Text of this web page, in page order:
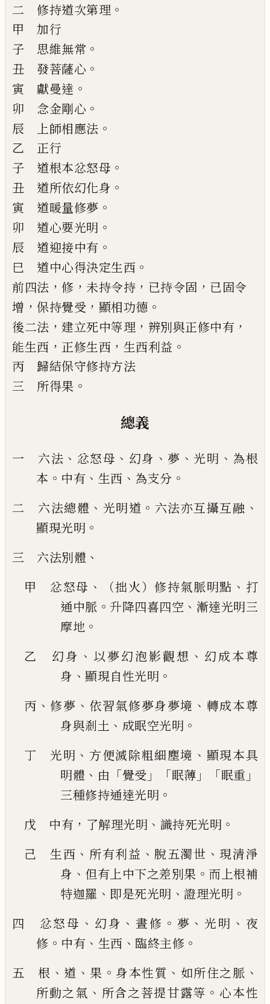
二 修持道次第理 。
甲 加行
子 思維無常 。
丑 發菩薩心 。
寅 獻曼達 。
卯 念金剛心 。
辰 上師相應法 。
乙 正行
子 道根本忿怒母 。
丑 道所依幻化身 。
寅 道暖量修夢 。
卯 道心要光明 。
辰 道迎接中有 。
巳 道中心得決定生西 。
前四法 ， 修 ， 未持令持 ， 已持令固 ， 已固令
增 ， 保持覺受 ， 顯相功德 。
後二法 ， 建立死中等理 ， 辨別與正修中有 ，
能生西 ， 正修生西 ， 生西利益 。
丙 歸結保守修持方法
三 所得果 。
總義
一 六法 、 忿怒母 、 幻身 、 夢 、 光明 、 為根
本 。 中有 、 生西 、 為支分 。
二 六法總體 、 光明道 。 六法亦互攝互融 、
顯現光明 。
三 六法別體 、
甲 忿怒母 、 （拙火）修持氣脈明點 、 打
通中脈 。 升降四喜四空 、 漸達光明三
摩地 。
乙 幻身 、 以夢幻泡影觀想 、 幻成本尊
身 、 顯現自性光明 。
丙 、修夢 、 依習氣修夢身夢境 、 轉成本尊
身與剎土 、 成眠空光明 。
丁 光明 、 方便滅除粗細塵境 、 顯現本具
明體 、 由 「覺受 」「眠薄 」「眠重 」
三種修持通達光明 。
戊 中有 ， 了解理光明 、 識持死光明 。
己 生西 、 所有利益 、 脫五濁世 、 現清淨
身 、 但有上中下之差別果 。 而上根補
特迦羅 、 即是死光明 、 證理光明 。
四 忿怒母 、 幻身 、 晝修 。 夢 、 光明 、 夜
修 。 中有 、 生西 、 臨終主修 。
五 根 、 道 、 果 。 身本性質 、 如所住之脈 、
所動之氣 、 所含之菩提甘露等 。 心本性